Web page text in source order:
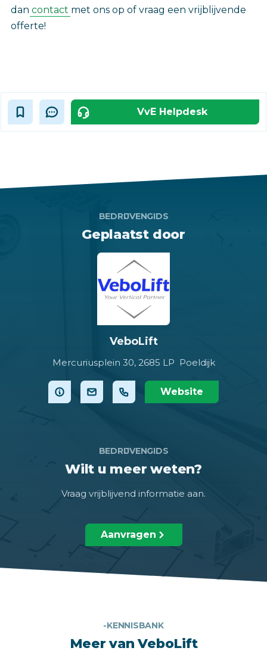
dan contact met ons op of vraag een vrijblijvende
offerte!
VvE Helpdesk
BEDRIJVENGIDS
Geplaatst door
VeboLift
Mercuriusplein 30, 2685 LP Poeldijk
Website
BEDRIJVENGIDS
Wilt u meer weten?
Vraag vrijblijvend informatie aan.
Aanvragen
-KENNISBANK
Meer van VeboLift